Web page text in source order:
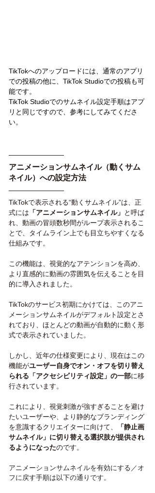
TikTokへのアップロードには、通常のアプリ
での投稿の他に、TikTok Studioでの投稿も可
能です。
TikTok Studioでのサムネイル設定手順はアプ
リと同じですので、参考にしてみてくださ
い。
アニメーションサムネイル（動くサム
ネイル）への設定方法
TikTokで表示される“動くサムネイル”は、正
式には 「アニメーションサムネイル」 と呼ば
れ、動画の冒頭数秒間がループ表示されるこ
とで、タイムライン上でも目立ちやすくなる
仕組みです。
この機能は、視覚的なアテンションを高め、
より直感的に動画の雰囲気を伝えることを目
的に導入されました。
TikTokのサービス初期にかけては、このアニ
メーションサムネイルがデフォルト設定とさ
れており、ほとんどの動画が自動的に動く形
式で表示されていました。
しかし、近年の仕様変更により、現在はこの
機能がユーザー自身でオン・オフを切り替え
られる「アクセシビリティ設定」の一部に移
行されています。
これにより、視覚刺激が強すぎることを避け
たいユーザーや、より静的なブランディング
を意識するクリエイターに向けて、
「静止画
サムネイル」に切り替える選択肢が提供され
るようになったのです。
アニメーションサムネイルを有効にする／オ
フに戻す手順は以下の通りです。